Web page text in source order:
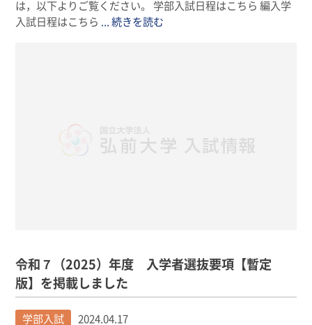
は，以下よりご覧ください。 学部入試日程はこちら 編入学
入試日程はこちら
... 続きを読む
令和７（2025）年度 入学者選抜要項【暫定
版】を掲載しました
学部入試 2024.04.17